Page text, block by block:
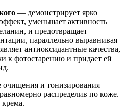
— демонстрирует ярко
уменьшает активность
и предотвращает
параллельно выравнивая
антиоксидантные качества,
к фотостарению и придает ей
очищения и тонизирования
распределив по коже.